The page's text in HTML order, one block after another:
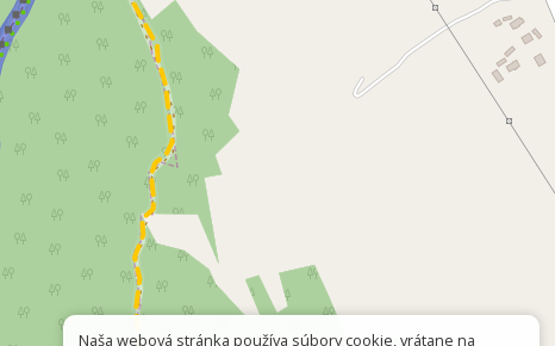
Naša webová stránka používa súbory cookie, vrátane na